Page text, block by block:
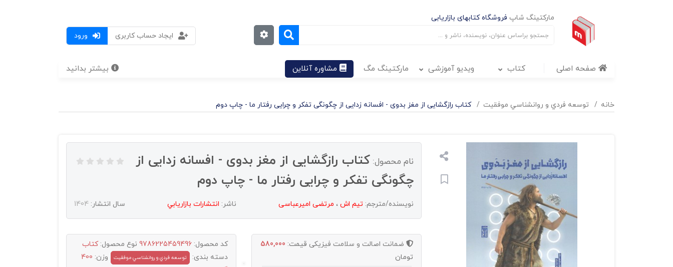
مارکتینگ شاپ فروشگاه کتابهای بازاریابی
ورود
ایجاد حساب کاربری
صفحه اصلی کتاب ویدیو آموزشی مارکتینگ مگ مشاوره آنلاین بیشتر بدانید
خانه توسعه فردي و روانشناسي موفقيت کتاب رازگشایی از مغز بدوی - افسانه زدایی از چگونگی تفکر و چرایی رفتار ما - چاپ دوم
نام محصول: کتاب رازگشایی از مغز بدوی - افسانه زدایی از
چگونگی تفکر و چرایی رفتار ما - چاپ دوم
نویسنده/مترجم: تیم اش ، مرتضی امیرعباسی ناشر: انتشارات بازاريابي سال انتشار: 1404
ضمانت اصالت و سلامت فیزیکی قیمت: 580,000
تومان
کد محصول: 9786225459496 نوع محصول:کتاب
دسته بندی:
توسعه فردي و روانشناسي موفقيت وزن: 400